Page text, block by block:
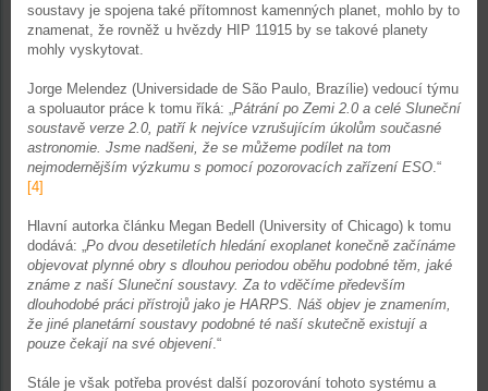
soustavy je spojena také přítomnost kamenných planet, mohlo by to
znamenat, že rovněž u hvězdy HIP 11915 by se takové planety
mohly vyskytovat.
Jorge Melendez (Universidade de São Paulo, Brazílie) vedoucí týmu
a spoluautor práce k tomu říká: „Pátrání po Zemi 2.0 a celé Sluneční
soustavě verze 2.0, patří k nejvíce vzrušujícím úkolům současné
astronomie. Jsme nadšeni, že se můžeme podílet na tom
nejmodernějším výzkumu s pomocí pozorovacích zařízení ESO.“
[4]
Hlavní autorka článku Megan Bedell (University of Chicago) k tomu
dodává: „Po dvou desetiletích hledání exoplanet konečně začínáme
objevovat plynné obry s dlouhou periodou oběhu podobné těm, jaké
známe z naší Sluneční soustavy. Za to vděčíme především
dlouhodobé práci přístrojů jako je HARPS. Náš objev je znamením,
že jiné planetární soustavy podobné té naší skutečně existují a
pouze čekají na své objevení.“
Stále je však potřeba provést další pozorování tohoto systému a